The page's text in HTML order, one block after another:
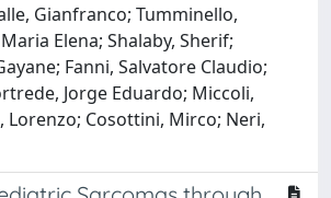
Gianfranco; Tumminello,
Elena; Shalaby, Sherif;
Fanni, Salvatore Claudio;
Jorge Eduardo; Miccoli,
Lorenzo; Cosottini, Mirco; Neri,